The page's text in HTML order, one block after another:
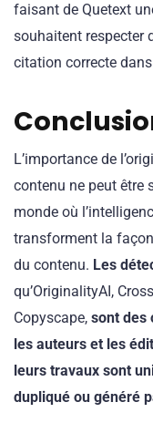
faisant de Quetext
souhaitent respecter
citation correcte
L’importance de
contenu ne peut être
monde où
transforment la
du contenu. Les
qu’OriginalityAI,
Copyscape, sont des
les auteurs et les
leurs travaux sont
dupliqué ou généré